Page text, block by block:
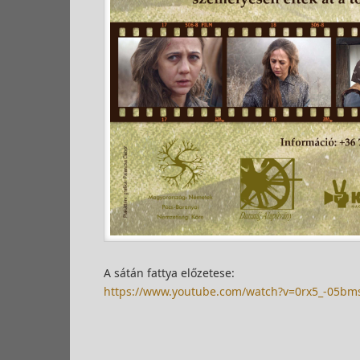
A sátán fattya előzetese:
https://www.youtube.com/watch?v=0rx5_-